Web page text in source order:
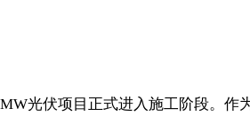
光伏项目正式进入施工阶段。